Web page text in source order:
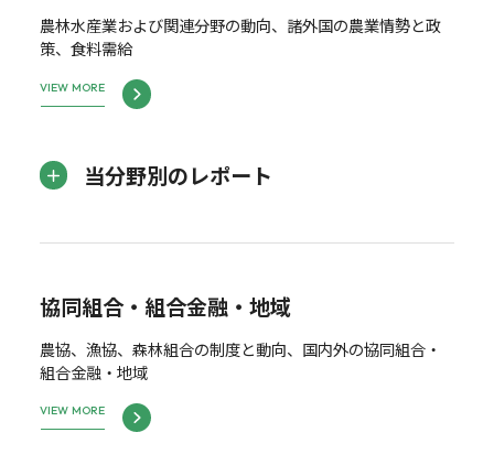
農林水産業および関連分野の動向、諸外国の農業情勢と政
策、食料需給
VIEW MORE
当分野別のレポート
協同組合・組合金融・地域
農協、漁協、森林組合の制度と動向、国内外の協同組合・
組合金融・地域
VIEW MORE